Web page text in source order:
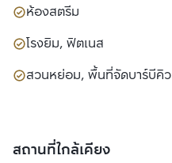
ห้องสตรีม
โรงยิม, ฟิตเนส
สวนหย่อม, พื้นที่จัดบาร์บีคิว
สถานที่ใกล้เคียง